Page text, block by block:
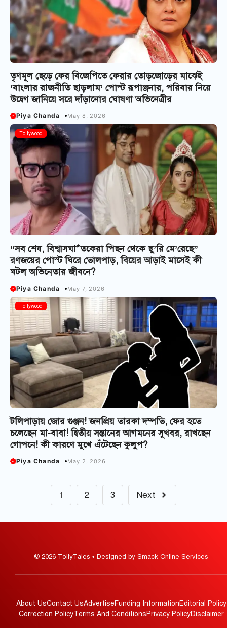
তৃণমূল ছেড়ে ফের বিজেপিতে ফেরার তোড়জোড়ের মাঝেই
‘বাংলার রাজনীতি ছাড়লাম’ পোস্ট রূপাঞ্জনার, পরিবার নিয়ে
উদ্বেগ জানিয়ে সরে দাঁড়ানোর ঘোষণা অভিনেত্রীর
Piya Chanda May 8, 2026
Tollywood
“সব শেষ, বিশ্বাসঘা*তকেরা পিছন থেকে ছু’রি মে’রেছে”
রণজয়ের পোস্ট ঘিরে তোলপাড়, বিয়ের আড়াই মাসেই কী
ঘটল অভিনেতার জীবনে?
Piya Chanda May 7, 2026
Tollywood
টলিপাড়ায় জোর গুঞ্জন! জনপ্রিয় তারকা দম্পতি, ফের হতে
চলেছেন মা-বাবা! দ্বিতীয় সন্তানের আগমনের সুখবর, রাখছেন
গোপনে! কী কারণে মুখে এঁটেছেন কুলুপ?
Piya Chanda May 2, 2026
1 2 3 Next
© 2026 TollyTales • Designed by Smack Online Services
About UsContact UsAdvertiseFunding InformationEditorial Policy
Correction PolicyTerms And ConditionsPrivacy PolicyDisclaimer